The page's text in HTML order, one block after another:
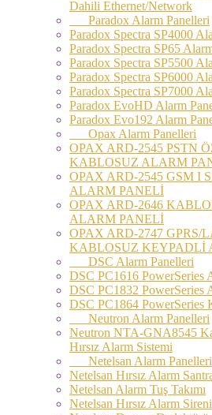
Dahili Ethernet/Network
Paradox Alarm Panelleri
Paradox Spectra SP4000
Paradox Spectra SP65
Paradox Spectra SP5500
Paradox Spectra SP6000
Paradox Spectra SP7000
Paradox EvoHD Alarm
Paradox Evo192 Alarm
Opax Alarm Panelleri
OPAX ARD-2545 PSTN
KABLOSUZ ALARM
OPAX ARD-2545 GSM I
ALARM PANELİ
OPAX ARD-2646
ALARM PANELİ
OPAX ARD-2747
KABLOSUZ KEYPADLİ
DSC Alarm Panelleri
DSC PC1616 PowerSeries
DSC PC1832 PowerSeries
DSC PC1864 PowerSeries
Neutron Alarm Panelleri
Neutron NTA-GNA8545
Hırsız Alarm Sistemi
Netelsan Alarm Panelleri
Netelsan Hırsız Alarm
Netelsan Alarm Tuş Takımı
Netelsan Hırsız Alarm Sireni